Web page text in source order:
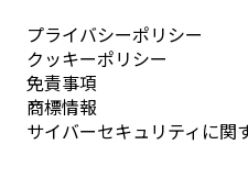
プライバシーポリシー
クッキーポリシー
免責事項
商標情報
サイバーセキュリティに関